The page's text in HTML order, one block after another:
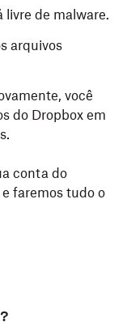
livre de malware.
arquivos
você
do Dropbox em
conta do
e faremos tudo o